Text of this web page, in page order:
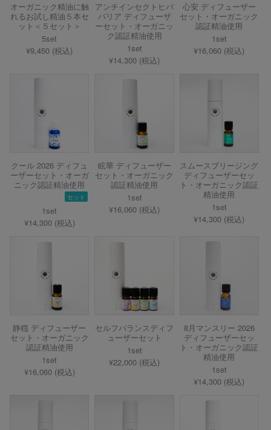
オーガニック精油に触
れるお試し精油５本セ
ット＜５セット＞
5set
¥9,450 (税込)
アンチインセクトヒバ
バリア ディフューザ
ーセット・オーガニッ
ク認証精油使用
1set
¥14,300 (税込)
心安 ディフューザー
セット・オーガニック
認証精油使用
1set
¥16,060 (税込)
クール 2026 ディフュ
ーザーセット・オーガ
ニック認証精油使用
セット
1set
¥14,300 (税込)
眩華 ディフューザー
セット・オーガニック
認証精油使用
1set
¥16,060 (税込)
スムースブリージング
ディフューザーセッ
ト・オーガニック認証
精油使用
1set
¥14,300 (税込)
静穏 ディフューザー
セット・オーガニック
認証精油使用
1set
¥16,060 (税込)
セルフバランスディフ
ューザーセット
1set
¥22,000 (税込)
8月マンスリー 2026
ディフューザーセッ
ト・オーガニック認証
精油使用
1set
¥14,300 (税込)